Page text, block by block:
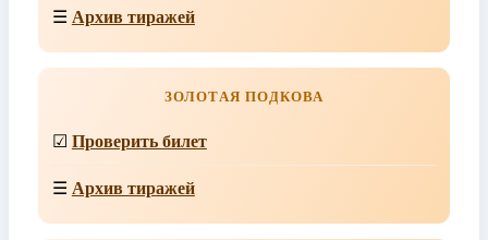
☰ Архив тиражей
ЗОЛОТАЯ ПОДКОВА
☑ Проверить билет
☰ Архив тиражей